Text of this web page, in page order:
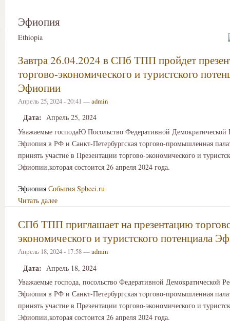
Эфиопия
Ethiopia
Завтра 26.04.2024 в СПб ТПП пройдет
торгово-экономического и туристского
Эфиопии
Апрель 25, 2024 - 20:41 —admin
Дата: Апрель 25, 2024
Уважаемые господаЮ Посольство Федеративной Демократической
Эфиопия в РФ и Санкт-Петербургская торгово-промышленная
принять участие в Презентации торгово-экономического и
Эфиопии,которая состоится 26 апреля 2024 года.
Эфиопия События Spbcci.ru
Читать далее
СПб ТПП приглашает на презентацию
экономического и туристского потенциала
Апрель 18, 2024 - 17:58 —admin
Дата: Апрель 18, 2024
Уважаемые господа, посольство Федеративной Демократической
Эфиопия в РФ и Санкт-Петербургская торгово-промышленная
принять участие в Презентации торгово-экономического и
Эфиопии,которая состоится 26 апреля 2024 года.